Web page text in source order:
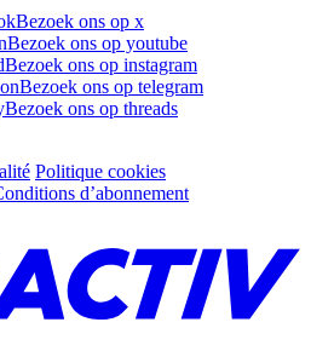
Bezoek ons op x
Bezoek ons op youtube
Bezoek ons op instagram
Bezoek ons op telegram
Bezoek ons op threads
Politique cookies
d’abonnement